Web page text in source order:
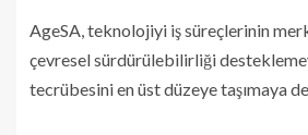
AgeSA, teknolojiyi iş süreçlerinin
çevresel sürdürülebilirliği
tecrübesini en üst düzeye taşımaya